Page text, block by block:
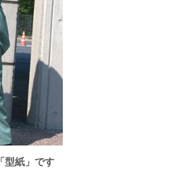
「型紙」 です